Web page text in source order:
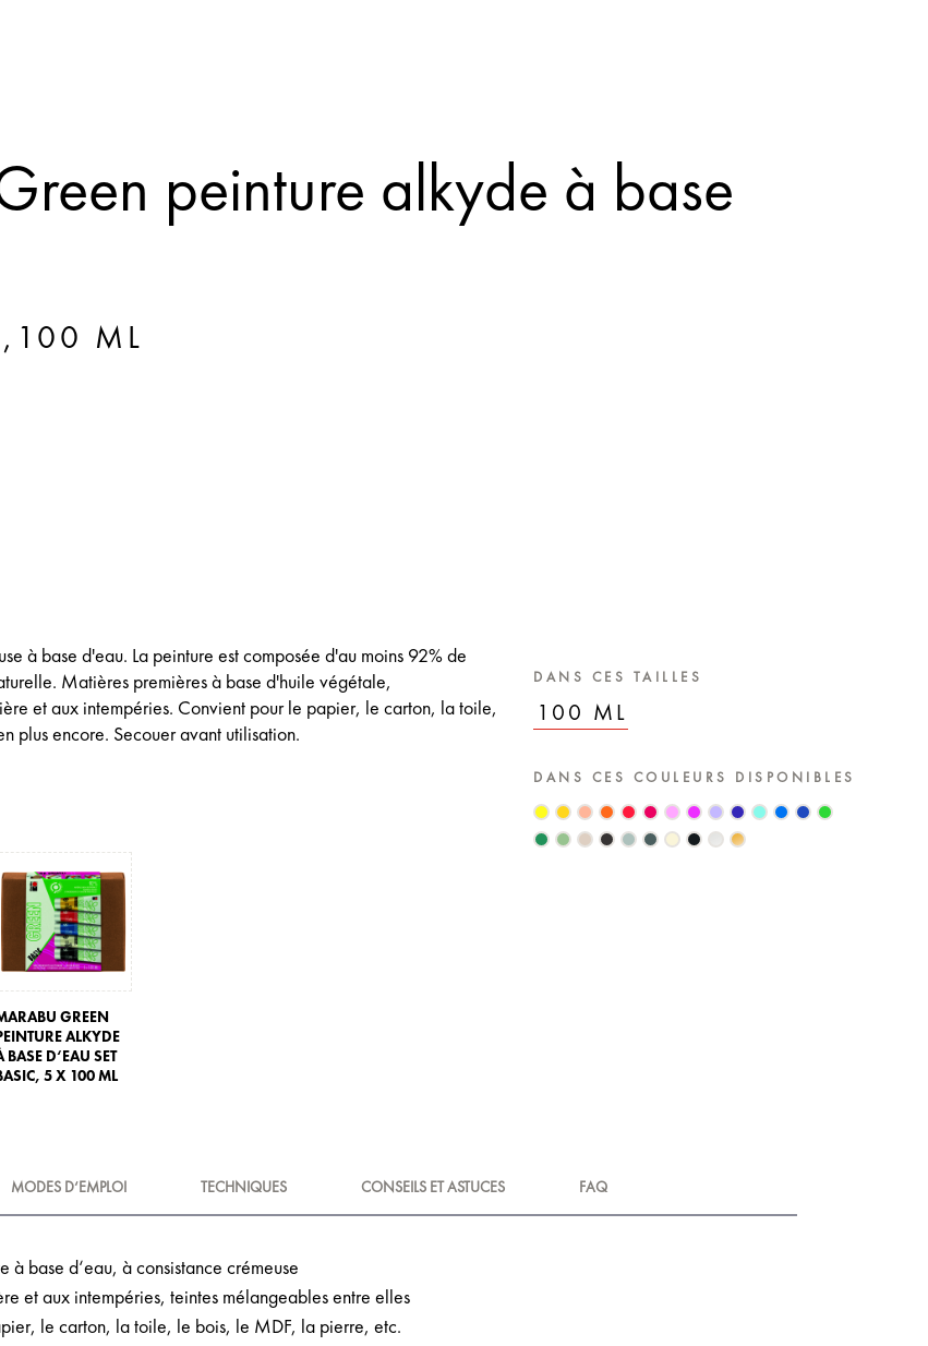
peinture alkyde à base
ML
à base d'eau. La peinture est composée d'au moins 92% de
Matières premières à base d'huile végétale,
et aux intempéries. Convient pour le papier, le carton, la toile,
plus encore. Secouer avant utilisation.
GREEN
ALKYDE
BASE D‘EAU SET
5 X 100 ML
DANS CES TAILLES
100 ML
DANS CES COULEURS DISPONIBLES
MODES D‘EMPLOI TECHNIQUES CONSEILS ET ASTUCES FAQ
à base d‘eau, à consistance crémeuse
et aux intempéries, teintes mélangeables entre elles
le carton, la toile, le bois, le MDF, la pierre, etc.